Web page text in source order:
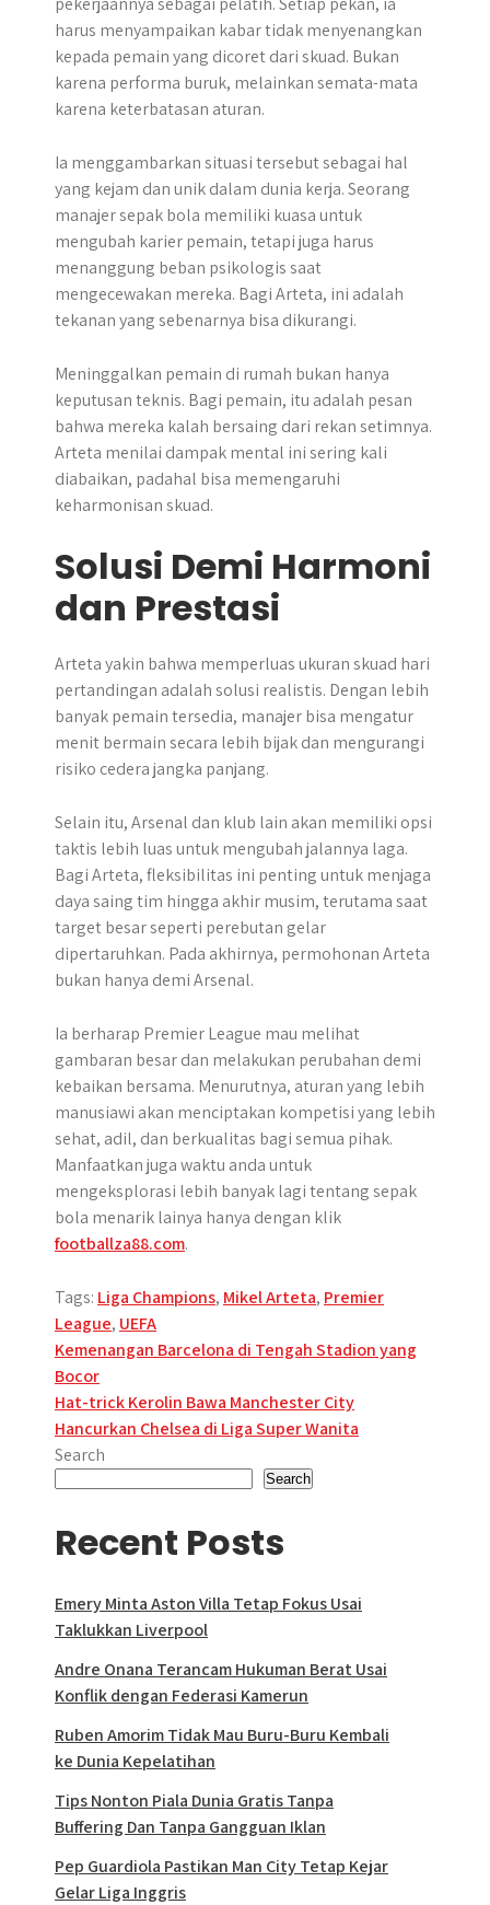
harus menyampaikan kabar tidak menyenangkan
kepada pemain yang dicoret dari skuad. Bukan
karena performa buruk, melainkan semata-mata
karena keterbatasan aturan.
Ia menggambarkan situasi tersebut sebagai hal
yang kejam dan unik dalam dunia kerja. Seorang
manajer sepak bola memiliki kuasa untuk
mengubah karier pemain, tetapi juga harus
menanggung beban psikologis saat
mengecewakan mereka. Bagi Arteta, ini adalah
tekanan yang sebenarnya bisa dikurangi.
Meninggalkan pemain di rumah bukan hanya
keputusan teknis. Bagi pemain, itu adalah pesan
bahwa mereka kalah bersaing dari rekan setimnya.
Arteta menilai dampak mental ini sering kali
diabaikan, padahal bisa memengaruhi
keharmonisan skuad.
Solusi Demi Harmoni
dan Prestasi
Arteta yakin bahwa memperluas ukuran skuad hari
pertandingan adalah solusi realistis. Dengan lebih
banyak pemain tersedia, manajer bisa mengatur
menit bermain secara lebih bijak dan mengurangi
risiko cedera jangka panjang.
Selain itu, Arsenal dan klub lain akan memiliki opsi
taktis lebih luas untuk mengubah jalannya laga.
Bagi Arteta, fleksibilitas ini penting untuk menjaga
daya saing tim hingga akhir musim, terutama saat
target besar seperti perebutan gelar
dipertaruhkan. Pada akhirnya, permohonan Arteta
bukan hanya demi Arsenal.
Ia berharap Premier League mau melihat
gambaran besar dan melakukan perubahan demi
kebaikan bersama. Menurutnya, aturan yang lebih
manusiawi akan menciptakan kompetisi yang lebih
sehat, adil, dan berkualitas bagi semua pihak.
Manfaatkan juga waktu anda untuk
mengeksplorasi lebih banyak lagi tentang sepak
bola menarik lainya hanya dengan klik
footballza88.com.
Tags: Liga Champions, Mikel Arteta, Premier
League, UEFA
Post
navigation
Kemenangan Barcelona di Tengah Stadion yang
Bocor
Hat-trick Kerolin Bawa Manchester City
Hancurkan Chelsea di Liga Super Wanita
Search
Search
Recent Posts
Emery Minta Aston Villa Tetap Fokus Usai
Taklukkan Liverpool
Andre Onana Terancam Hukuman Berat Usai
Konflik dengan Federasi Kamerun
Ruben Amorim Tidak Mau Buru-Buru Kembali
ke Dunia Kepelatihan
Tips Nonton Piala Dunia Gratis Tanpa
Buffering Dan Tanpa Gangguan Iklan
Pep Guardiola Pastikan Man City Tetap Kejar
Gelar Liga Inggris